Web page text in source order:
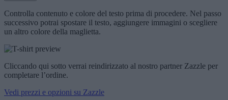
Controlla contenuto e colore del testo prima di procedere. Nel passo
successivo potrai spostare il testo, aggiungere immagini o scegliere
un altro colore della maglietta.
Cliccando qui sotto verrai reindirizzato al nostro partner Zazzle per
completare l’ordine.
Vedi prezzi e opzioni su Zazzle